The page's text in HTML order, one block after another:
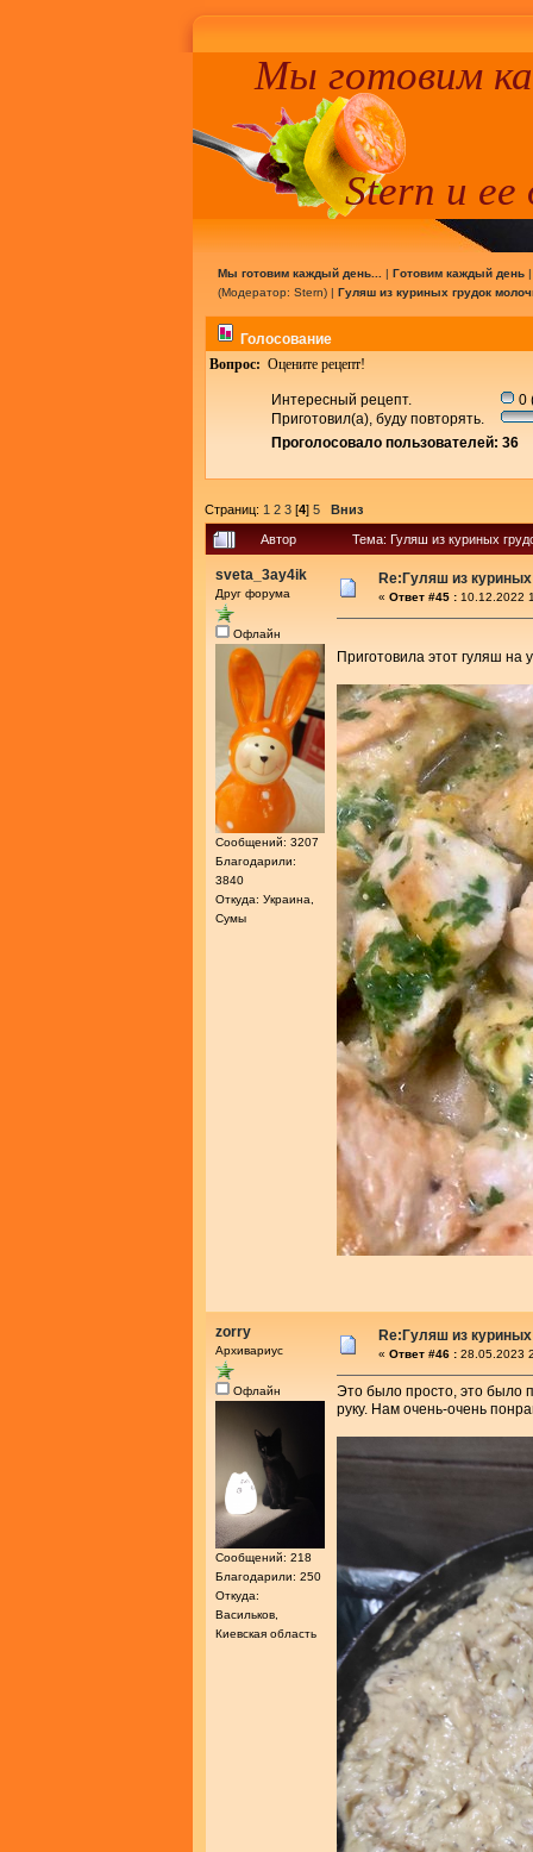
Мы готовим
Stern и ее
Мы готовим каждый день... | Готовим каждый день
(Модератор: Stern) | Гуляш из куриных грудок
Голосование
Вопрос: Оцените рецепт!
Интересный рецепт.
0
Приготовил(а), буду повторять.
Проголосовало пользователей: 36
Страниц: 1 2 3 [4] 5 Вниз
Автор Тема: Гуляш из куриных
sveta_3ay4ik
Друг форума
Офлайн
Сообщений: 3207
Благодарили:
3840
Откуда: Украина,
Сумы
Re:Гуляш из
« Ответ #45 : 10.12.2022
Приготовила этот гуляш на
zorry
Архивариус
Офлайн
Сообщений: 218
Благодарили: 250
Откуда:
Васильков,
Киевская область
Re:Гуляш из
« Ответ #46 : 28.05.2023
Это было просто, это было
руку. Нам очень-очень